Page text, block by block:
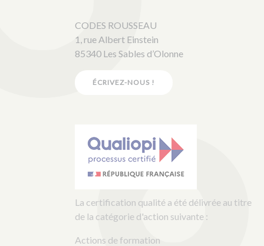
CODES ROUSSEAU
1, rue Albert Einstein
85340 Les Sables d’Olonne
ÉCRIVEZ-NOUS !
La certification qualité a été délivrée au titre
de la catégorie d'action suivante :
Actions de formation